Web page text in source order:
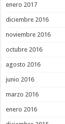
enero 2017
diciembre 2016
noviembre 2016
octubre 2016
agosto 2016
junio 2016
marzo 2016
enero 2016